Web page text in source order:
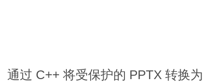
通过 C++ 将受保护的 PPTX 转换为